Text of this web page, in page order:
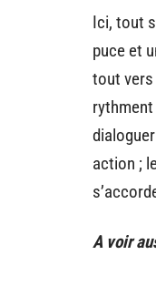
Ici, tout
puce et
tout vers
action ;
A voir